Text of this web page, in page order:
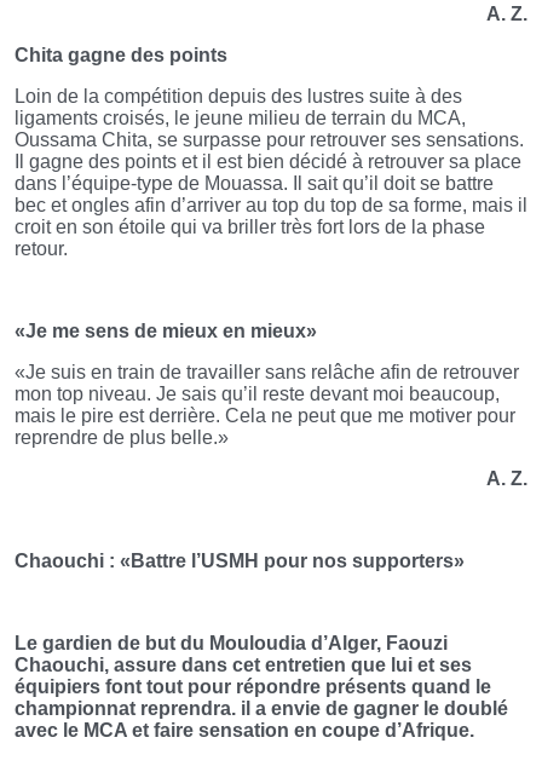
A. Z.
Chita gagne des points
Loin de la compétition depuis des lustres suite à des
ligaments croisés, le jeune milieu de terrain du MCA,
Oussama Chita, se surpasse pour retrouver ses sensations.
Il gagne des points et il est bien décidé à retrouver sa place
dans l’équipe-type de Mouassa. Il sait qu’il doit se battre
bec et ongles afin d’arriver au top du top de sa forme, mais il
croit en son étoile qui va briller très fort lors de la phase
retour.
«Je me sens de mieux en mieux»
«Je suis en train de travailler sans relâche afin de retrouver
mon top niveau. Je sais qu’il reste devant moi beaucoup,
mais le pire est derrière. Cela ne peut que me motiver pour
reprendre de plus belle.»
A. Z.
Chaouchi : «Battre l’USMH pour nos supporters»
Le gardien de but du Mouloudia d’Alger, Faouzi
Chaouchi, assure dans cet entretien que lui et ses
équipiers font tout pour répondre présents quand le
championnat reprendra. il a envie de gagner le doublé
avec le MCA et faire sensation en coupe d’Afrique.